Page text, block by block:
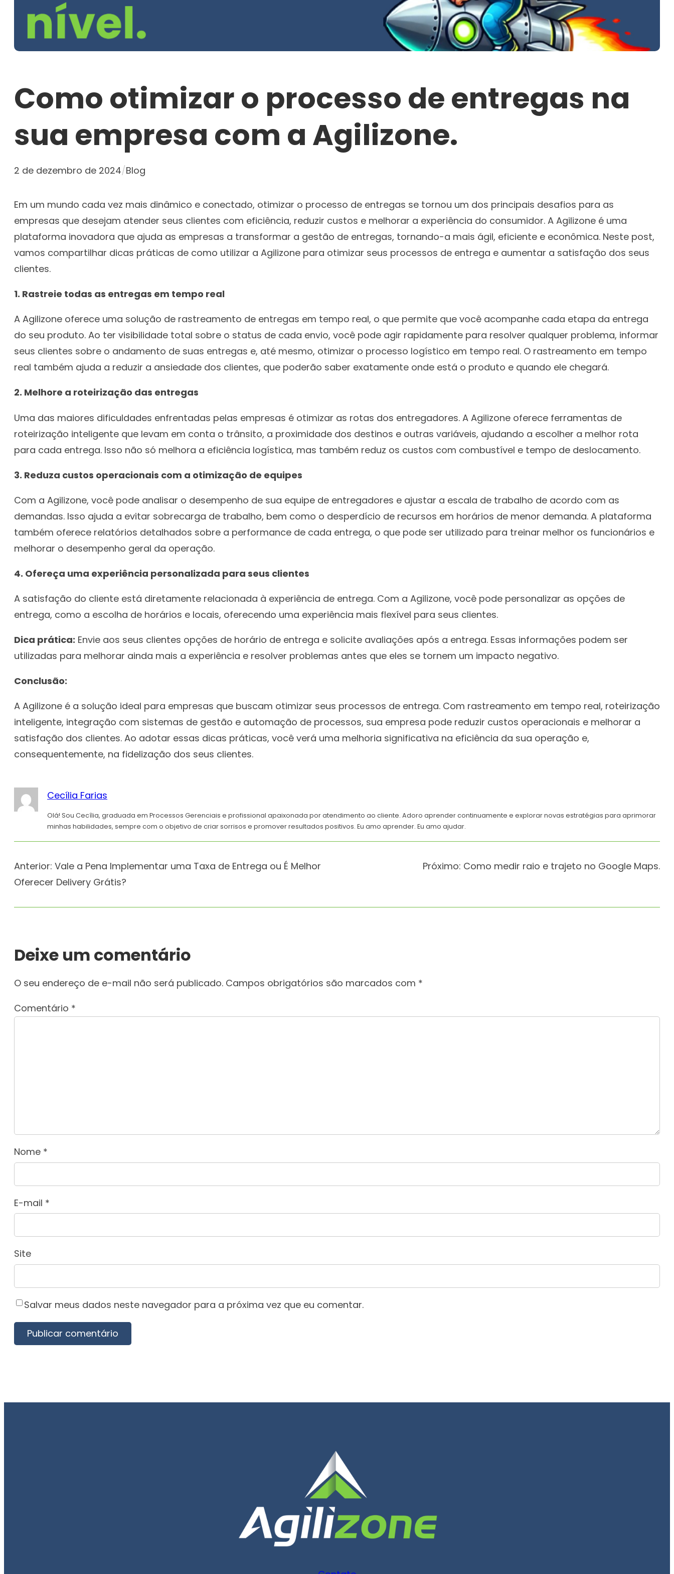
Como otimizar o processo de entregas na
sua empresa com a Agilizone.
2 de dezembro de 2024/Blog
Em um mundo cada vez mais dinâmico e conectado, otimizar o processo de entregas se tornou um dos principais desafios para as
empresas que desejam atender seus clientes com eficiência, reduzir custos e melhorar a experiência do consumidor. A Agilizone é uma
plataforma inovadora que ajuda as empresas a transformar a gestão de entregas, tornando-a mais ágil, eficiente e econômica. Neste post,
vamos compartilhar dicas práticas de como utilizar a Agilizone para otimizar seus processos de entrega e aumentar a satisfação dos seus
clientes.
1. Rastreie todas as entregas em tempo real
A Agilizone oferece uma solução de rastreamento de entregas em tempo real, o que permite que você acompanhe cada etapa da entrega
do seu produto. Ao ter visibilidade total sobre o status de cada envio, você pode agir rapidamente para resolver qualquer problema, informar
seus clientes sobre o andamento de suas entregas e, até mesmo, otimizar o processo logístico em tempo real. O rastreamento em tempo
real também ajuda a reduzir a ansiedade dos clientes, que poderão saber exatamente onde está o produto e quando ele chegará.
2. Melhore a roteirização das entregas
Uma das maiores dificuldades enfrentadas pelas empresas é otimizar as rotas dos entregadores. A Agilizone oferece ferramentas de
roteirização inteligente que levam em conta o trânsito, a proximidade dos destinos e outras variáveis, ajudando a escolher a melhor rota
para cada entrega. Isso não só melhora a eficiência logística, mas também reduz os custos com combustível e tempo de deslocamento.
3. Reduza custos operacionais com a otimização de equipes
Com a Agilizone, você pode analisar o desempenho de sua equipe de entregadores e ajustar a escala de trabalho de acordo com as
demandas. Isso ajuda a evitar sobrecarga de trabalho, bem como o desperdício de recursos em horários de menor demanda. A plataforma
também oferece relatórios detalhados sobre a performance de cada entrega, o que pode ser utilizado para treinar melhor os funcionários e
melhorar o desempenho geral da operação.
4. Ofereça uma experiência personalizada para seus clientes
A satisfação do cliente está diretamente relacionada à experiência de entrega. Com a Agilizone, você pode personalizar as opções de
entrega, como a escolha de horários e locais, oferecendo uma experiência mais flexível para seus clientes.
Dica prática: Envie aos seus clientes opções de horário de entrega e solicite avaliações após a entrega. Essas informações podem ser
utilizadas para melhorar ainda mais a experiência e resolver problemas antes que eles se tornem um impacto negativo.
Conclusão:
A Agilizone é a solução ideal para empresas que buscam otimizar seus processos de entrega. Com rastreamento em tempo real, roteirização
inteligente, integração com sistemas de gestão e automação de processos, sua empresa pode reduzir custos operacionais e melhorar a
satisfação dos clientes. Ao adotar essas dicas práticas, você verá uma melhoria significativa na eficiência da sua operação e,
consequentemente, na fidelização dos seus clientes.
Cecília Farias
Olá! Sou Cecília, graduada em Processos Gerenciais e profissional apaixonada por atendimento ao cliente. Adoro aprender continuamente e explorar novas estratégias para aprimorar
minhas habilidades, sempre com o objetivo de criar sorrisos e promover resultados positivos. Eu amo aprender. Eu amo ajudar.
Anterior: Vale a Pena Implementar uma Taxa de Entrega ou É Melhor
Oferecer Delivery Grátis?
Próximo: Como medir raio e trajeto no Google Maps.
Deixe um comentário
O seu endereço de e-mail não será publicado. Campos obrigatórios são marcados com *
Comentário *
Nome *
E-mail *
Site
Salvar meus dados neste navegador para a próxima vez que eu comentar.